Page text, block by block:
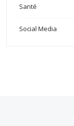
Santé
Social Media